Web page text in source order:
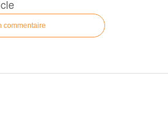
commentaire